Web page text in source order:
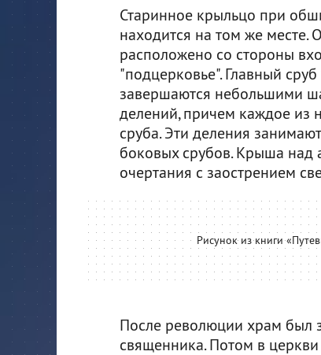
Старинное крыльцо при
находится на том же месте.
расположено со стороны
"подцерковье". Главный
завершаются небольшими
делений, причем каждое из
сруба. Эти деления
боковых срубов. Крыша над
очертания с заострением
Рисунок из книги
После революции храм был
священника. Потом в